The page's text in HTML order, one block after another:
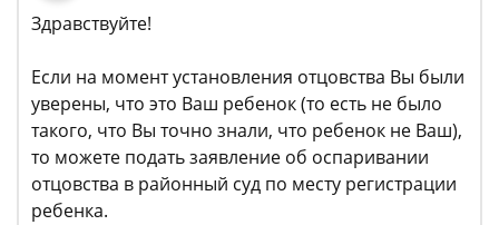
Здравствуйте!
Если на момент установления отцовства Вы были
уверены, что это Ваш ребенок (то есть не было
такого, что Вы точно знали, что ребенок не Ваш),
то можете подать заявление об оспаривании
отцовства в районный суд по месту регистрации
ребенка.